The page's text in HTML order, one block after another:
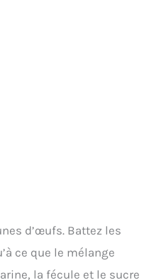
d’œufs. Battez les
ce que le mélange
la fécule et le sucre